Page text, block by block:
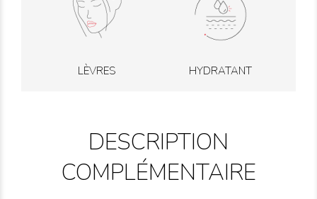
LÈVRES HYDRATANT
DESCRIPTION
COMPLÉMENTAIRE